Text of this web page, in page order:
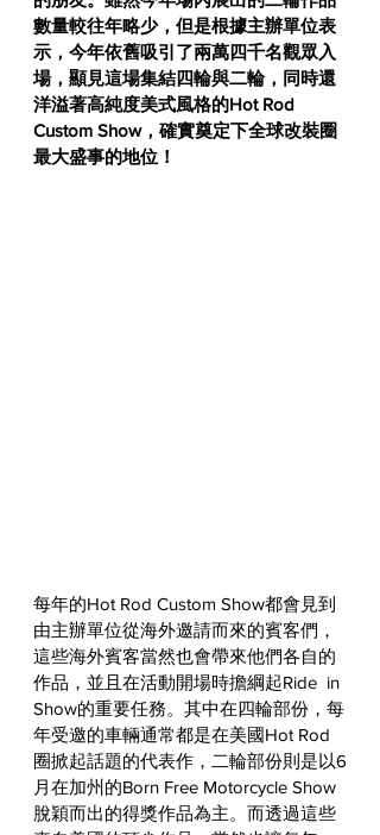
數量較往年略少，但是根據主辦單位表
示，今年依舊吸引了兩萬四千名觀眾入
場，顯見這場集結四輪與二輪，同時還
洋溢著高純度美式風格的Hot Rod
Custom Show，確實奠定下全球改裝圈
最大盛事的地位！
每年的Hot Rod Custom Show都會見到
由主辦單位從海外邀請而來的賓客們，
這些海外賓客當然也會帶來他們各自的
作品，並且在活動開場時擔綱起Ride  in
Show的重要任務。其中在四輪部份，每
年受邀的車輛通常都是在美國Hot Rod
圈掀起話題的代表作，二輪部份則是以6
月在加州的Born Free Motorcycle Show
脫穎而出的得獎作品為主。而透過這些